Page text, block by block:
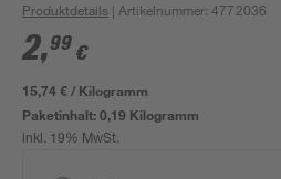
Produktdetails | Artikelnummer:4772036
2,99 €
15,74 € / Kilogramm
Paketinhalt:0,19 Kilogramm
inkl. 19% MwSt.